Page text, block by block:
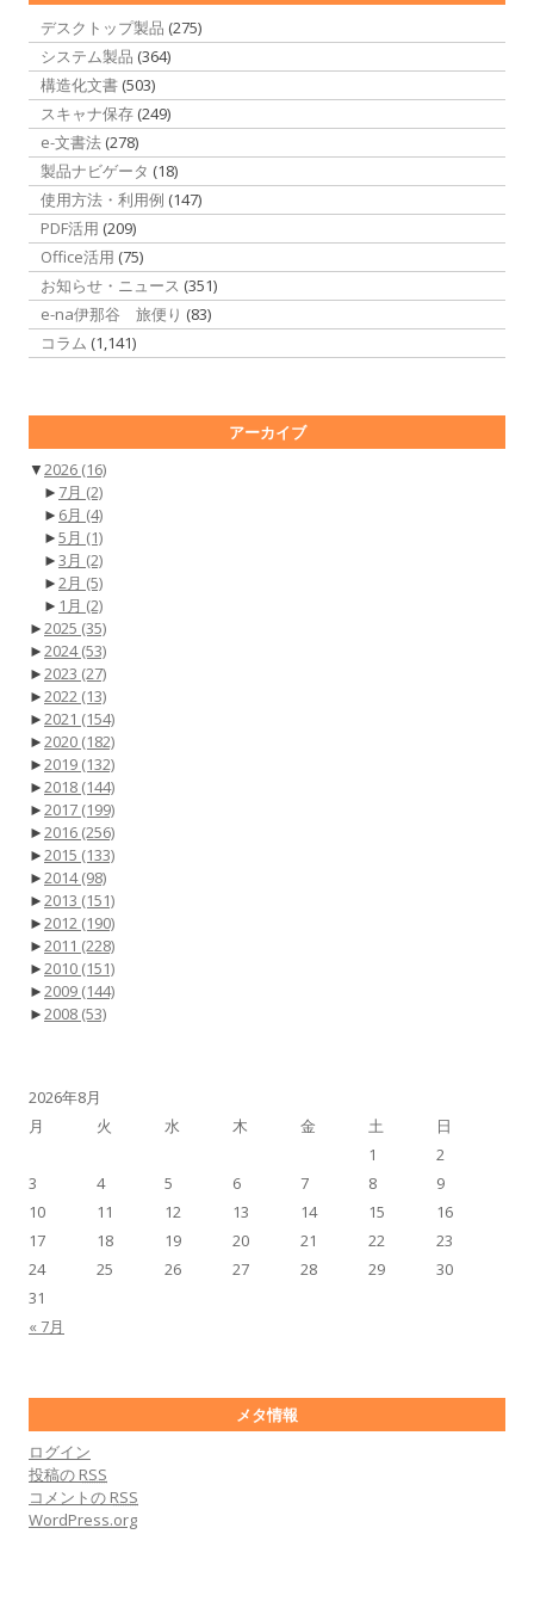
デスクトップ製品 (275)
システム製品 (364)
構造化文書 (503)
スキャナ保存 (249)
e-文書法 (278)
製品ナビゲータ (18)
使用方法・利用例 (147)
PDF活用 (209)
Office活用 (75)
お知らせ・ニュース (351)
e-na伊那谷 旅便り (83)
コラム (1,141)
アーカイブ
▼2026 (16)
► 7月 (2)
► 6月 (4)
►5月 (1)
►3月 (2)
►2月 (5)
► 1月 (2)
►2025 (35)
►2024(53)
►2023 (27)
►2022 (13)
►2021 (154)
►2020 (182)
►2019 (132)
►2018 (144)
►2017 (199)
►2016 (256)
►2015 (133)
►2014(98)
►2013 (151)
►2012 (190)
►2011 (228)
►2010 (151)
►2009 (144)
►2008 (53)
2026年8月
月
火 水 木 金 土 日
« 7月
1
2
3
4 5 6 7 8
9
10
11 12 13 14 15
16
17
18 19 20 21 22
23
24
25 26 27 28 29
30
31
メタ情報
ログイン
投稿の RSS
コメントの RSS
WordPress.org